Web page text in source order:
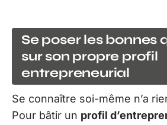
Se poser les bonnes
sur son propre profil
entrepreneurial
Se connaître soi-même n’a
Pour bâtir un profil